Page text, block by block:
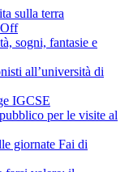
sulla terra
sogni, fantasie e
all’università di
IGCSE
per le visite al
giornate Fai di